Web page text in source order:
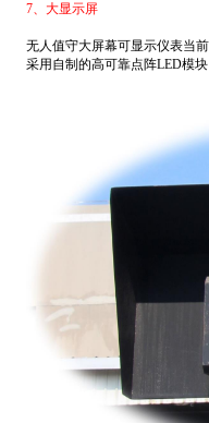
7、 大显示屏
无人值守大屏幕可显示仪表当
采用自制的高可靠点阵LED模